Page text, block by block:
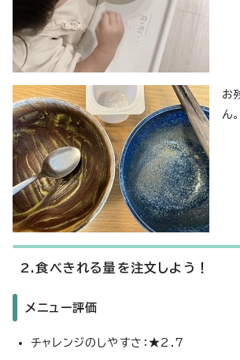
お
ん
2.食べきれる量を注文しよう！
メニュー評価
チャレンジのしやすさ：★2.7